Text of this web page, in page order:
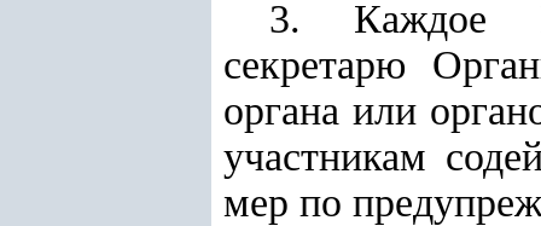
3. Каждое
секретарю
органа или
участникам
мер по